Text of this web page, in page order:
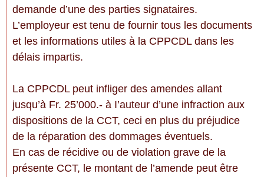
demande d’une des parties signataires.
L’employeur est tenu de fournir tous les documents
et les informations utiles à la CPPCDL dans les
délais impartis.
La CPPCDL peut infliger des amendes allant
jusqu’à Fr. 25’000.- à I’auteur d’une infraction aux
dispositions de la CCT, ceci en plus du préjudice
de la réparation des dommages éventuels.
​En cas de récidive ou de violation grave de la
présente CCT, le montant de l’amende peut être